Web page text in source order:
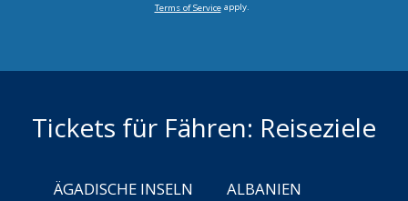
Terms of Serviceapply.
Tickets für Fähren: Reiseziele
ÄGADISCHE INSELN
ALBANIEN